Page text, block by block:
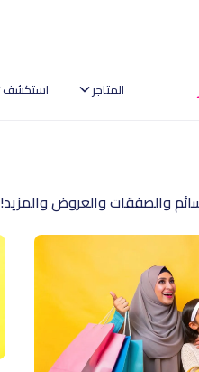
المتاجر استكشف
والصفقات والعروض والمزيد!